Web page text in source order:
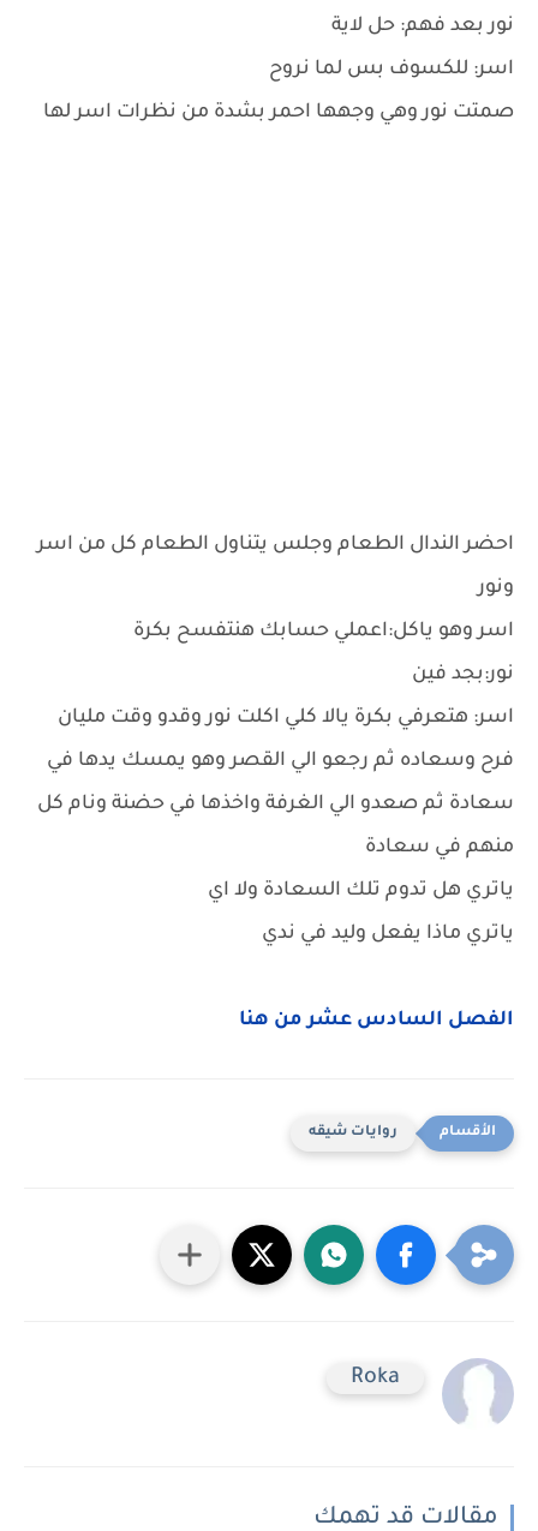
نور بعد فهم: حل لاية
اسر: للكسوف بس لما نروح
صمتت نور وهي وجهها احمر بشدة من نظرات اسر لها
احضر الندال الطعام وجلس يتناول الطعام كل من اسر
ونور
اسر وهو ياكل:اعملي حسابك هنتفسح بكرة
نور:بجد فين
اسر: هتعرفي بكرة يالا كلي اكلت نور وقدو وقت مليان
فرح وسعاده ثم رجعو الي القصر وهو يمسك يدها في
سعادة ثم صعدو الي الغرفة واخذها في حضنة ونام كل
منهم في سعادة
ياتري هل تدوم تلك السعادة ولا اي
ياتري ماذا يفعل وليد في ندي
الفصل السادس عشر من هنا
روايات شيقه
Roka
مقالات قد تهمك